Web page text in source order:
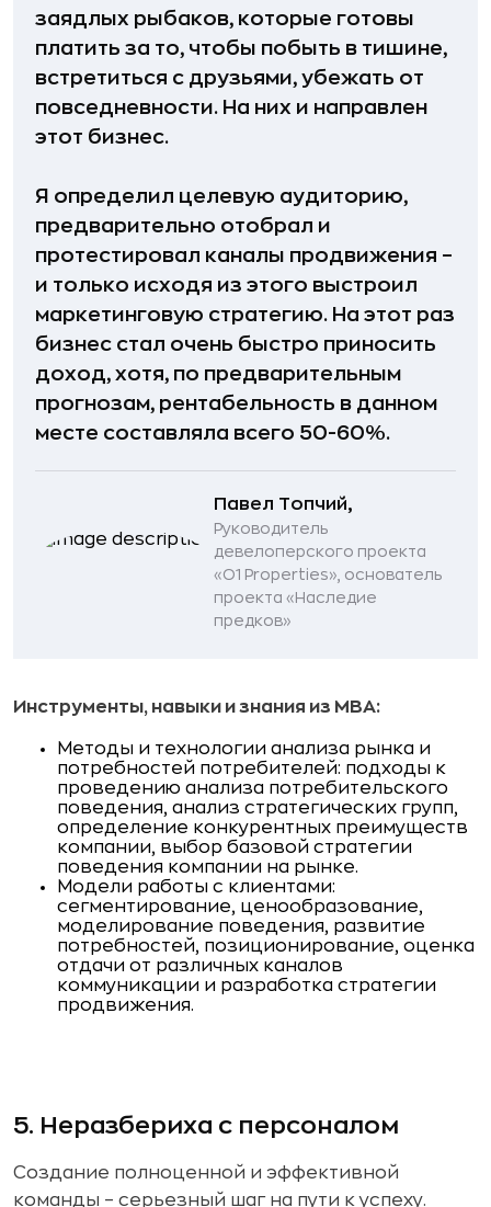
заядлых рыбаков, которые готовы
платить за то, чтобы побыть в тишине,
встретиться с друзьями, убежать от
повседневности. На них и направлен
этот бизнес.
Я определил целевую аудиторию,
предварительно отобрал и
протестировал каналы продвижения –
и только исходя из этого выстроил
маркетинговую стратегию. На этот раз
бизнес стал очень быстро приносить
доход, хотя, по предварительным
прогнозам, рентабельность в данном
месте составляла всего 50-60%.
Павел Топчий,
Руководитель
девелоперского проекта
«O1 Properties», основатель
проекта «Наследие
предков»
Инструменты, навыки и знания из MBA:
Методы и технологии анализа рынка и
потребностей потребителей: подходы к
проведению анализа потребительского
поведения, анализ стратегических групп,
определение конкурентных преимуществ
компании, выбор базовой стратегии
поведения компании на рынке.
Модели работы с клиентами:
сегментирование, ценообразование,
моделирование поведения, развитие
потребностей, позиционирование, оценка
отдачи от различных каналов
коммуникации и разработка стратегии
продвижения.
5. Неразбериха с персоналом
Создание полноценной и эффективной
команды – серьезный шаг на пути к успеху.